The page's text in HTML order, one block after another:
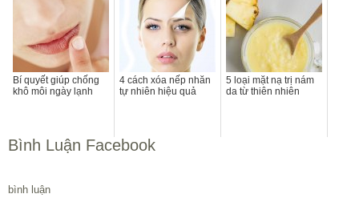
Bí quyết giúp chống
khô môi ngày lạnh
4 cách xóa nếp nhăn
tự nhiên hiệu quả
5 loại mặt nạ trị nám
da từ thiên nhiên
Bình Luận Facebook
bình luận